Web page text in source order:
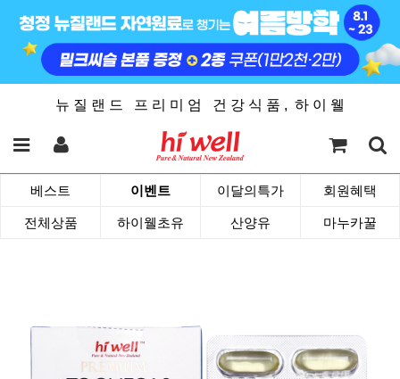
뉴 질 랜 드 프 리 미 엄 건 강 식 품 , 하 이 웰
베스트 이벤트 이달의특가 회원혜택
전체상품 하이웰초유 산양유 마누카꿀